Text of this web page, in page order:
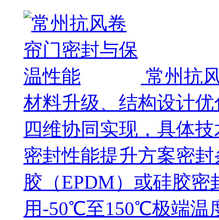
常州抗
材料升级、结构设计
四维协同实现，具体
密封性能提升方案密
胶（EPDM）或硅胶
用-50℃至150℃极端温